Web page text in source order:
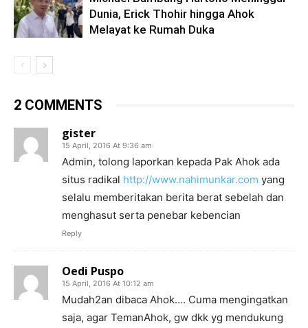
Dunia, Erick Thohir hingga Ahok
Melayat ke Rumah Duka
2 COMMENTS
gister
15 April, 2016 At 9:36 am
Admin, tolong laporkan kepada Pak Ahok ada
situs radikal http://www.nahimunkar.com yang
selalu memberitakan berita berat sebelah dan
menghasut serta penebar kebencian
Reply
Oedi Puspo
15 April, 2016 At 10:12 am
Mudah2an dibaca Ahok…. Cuma mengingatkan
saja, agar TemanAhok, gw dkk yg mendukung